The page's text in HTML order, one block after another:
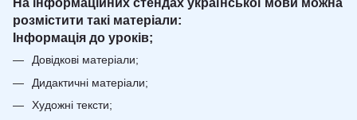
розмістити такі матеріали:
Інформація до уроків;
Довідкові матеріали;
Дидактичні матеріали;
Художні тексти;